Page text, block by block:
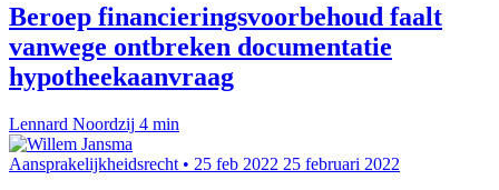
Beroep financieringsvoorbehoud faalt
vanwege ontbreken documentatie
hypotheekaanvraag
Lennard Noordzij 4 min
Aansprakelijkheidsrecht • 25 feb 2022 25 februari 2022